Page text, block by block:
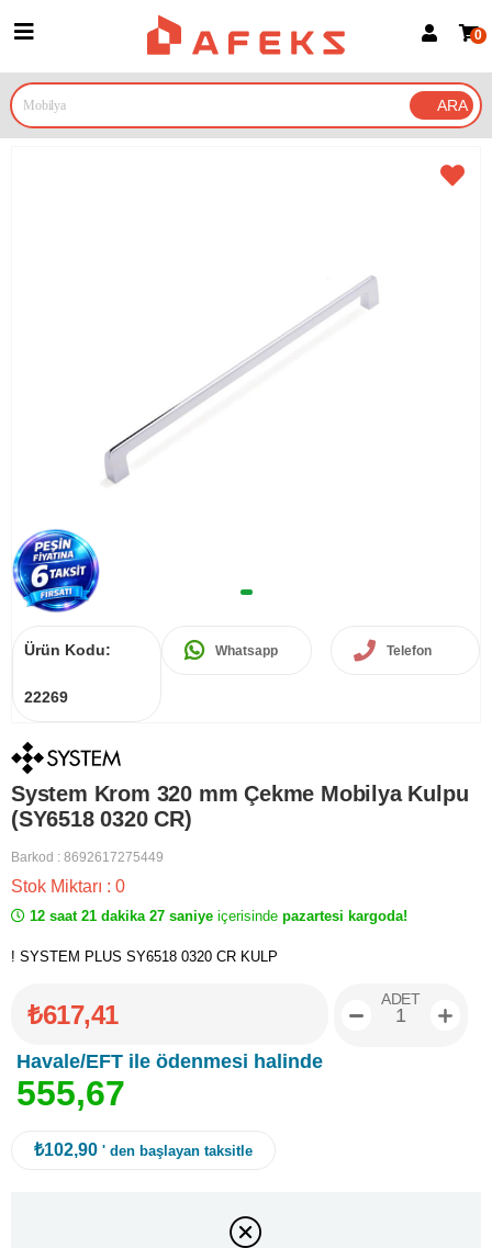
Google İle Bağlan
0
Ürün Kodu:
22269
Whatsapp Telefon
System Krom 320 mm Çekme Mobilya Kulpu
(SY6518 0320 CR)
Barkod : 8692617275449
Stok Miktarı : 0
12 saat 21 dakika 27 saniye içerisinde pazartesi kargoda!
! SYSTEM PLUS SY6518 0320 CR KULP
₺617,41
Havale/EFT ile ödenmesi halinde
555,67
ADET
₺102,90 ' den başlayan taksitle